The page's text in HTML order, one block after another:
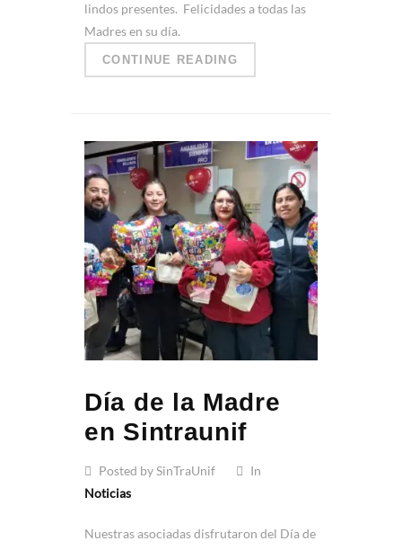
lindos presentes. Felicidades a todas las
Madres en su día.
CONTINUE READING
Día de la Madre
en Sintraunif
Posted by SinTraUnif
In
Noticias
Nuestras asociadas disfrutaron del Día de